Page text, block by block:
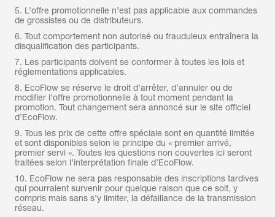
5. L’offre promotionnelle n’est pas applicable aux commandes
de grossistes ou de distributeurs.
6. Tout comportement non autorisé ou frauduleux entraînera la
disqualification des participants.
7. Les participants doivent se conformer à toutes les lois et
réglementations applicables.
8. EcoFlow se réserve le droit d’arrêter, d’annuler ou de
modifier l’offre promotionnelle à tout moment pendant la
promotion. Tout changement sera annoncé sur le site officiel
d’EcoFlow.
9. Tous les prix de cette offre spéciale sont en quantité limitée
et sont disponibles selon le principe du « premier arrivé,
premier servi ». Toutes les questions non couvertes ici seront
traitées selon l’interprétation finale d’EcoFlow.
10. EcoFlow ne sera pas responsable des inscriptions tardives
qui pourraient survenir pour quelque raison que ce soit, y
compris mais sans s’y limiter, la défaillance de la transmission
réseau.